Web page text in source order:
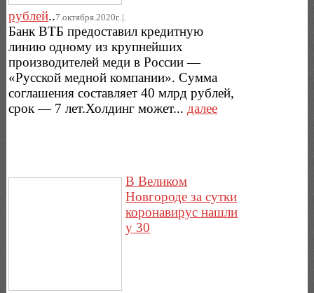
рублей..7.октября.2020г..|.
Банк ВТБ предоставил кредитную
линию одному из крупнейших
производителей меди в России —
«Русской медной компании». Сумма
соглашения составляет 40 млрд рублей,
срок — 7 лет.Холдинг может...далее
В Великом
Новгороде за сутки
коронавирус нашли
у 30